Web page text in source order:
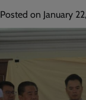
Posted on January